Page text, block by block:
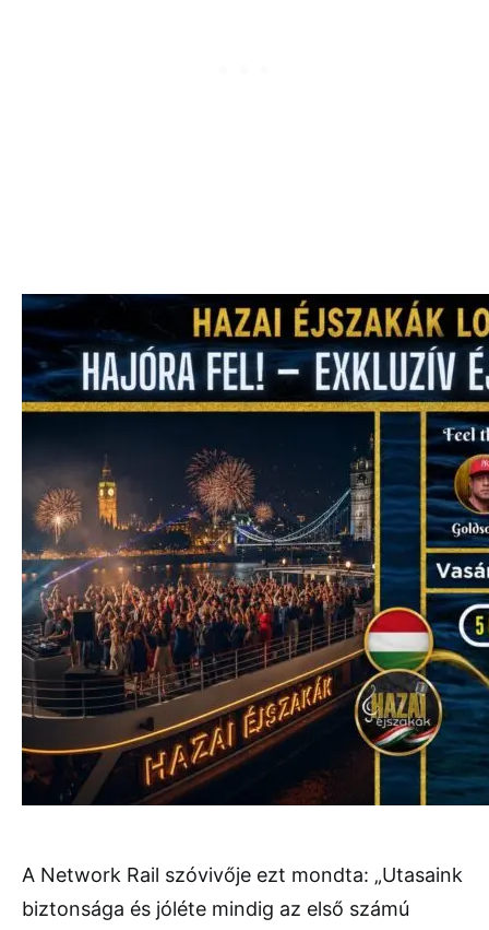
A Network Rail szóvivője ezt mondta: „Utasaink
biztonsága és jóléte mindig az első számú